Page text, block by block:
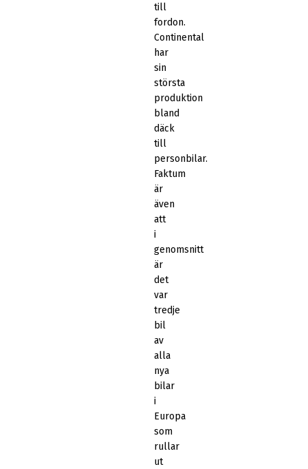
till
fordon.
Continental
har
sin
största
produktion
bland
däck
till
personbilar.
Faktum
är
även
att
i
genomsnitt
är
det
var
tredje
bil
av
alla
nya
bilar
i
Europa
som
rullar
ut